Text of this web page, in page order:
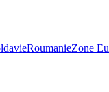
RoumanieZone